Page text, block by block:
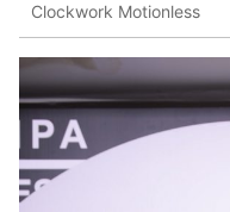
Clockwork Motionless